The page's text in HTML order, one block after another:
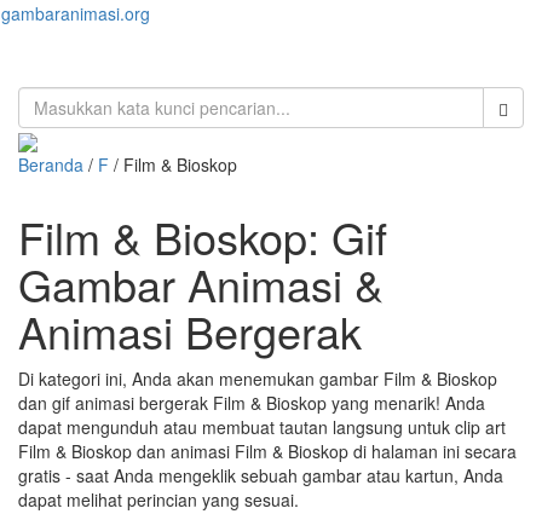
gambaranimasi.org
Beranda / F / Film & Bioskop
Film & Bioskop: Gif
Gambar Animasi &
Animasi Bergerak
Di kategori ini, Anda akan menemukan gambar Film & Bioskop
dan gif animasi bergerak Film & Bioskop yang menarik! Anda
dapat mengunduh atau membuat tautan langsung untuk clip art
Film & Bioskop dan animasi Film & Bioskop di halaman ini secara
gratis - saat Anda mengeklik sebuah gambar atau kartun, Anda
dapat melihat perincian yang sesuai.